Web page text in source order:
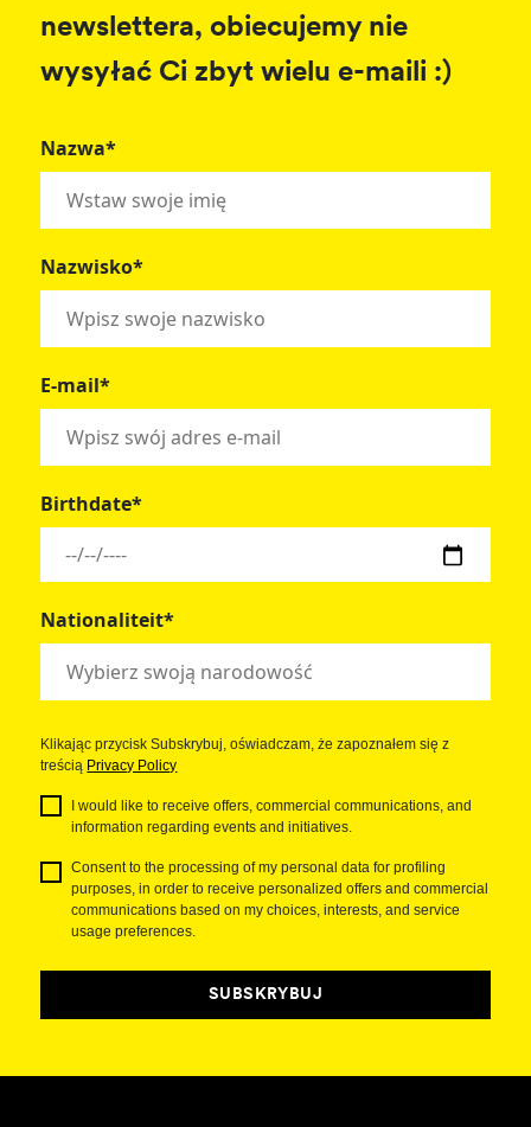
newslettera, obiecujemy nie
wysyłać Ci zbyt wielu e-maili :)
Nazwa*
Nazwisko*
E-mail*
Birthdate*
Nationaliteit*
Klikając przycisk Subskrybuj, oświadczam, że zapoznałem się z
treścią Privacy Policy
I would like to receive offers, commercial communications, and
information regarding events and initiatives.
Consent to the processing of my personal data for profiling
purposes, in order to receive personalized offers and commercial
communications based on my choices, interests, and service
usage preferences.
SUBSKRYBUJ